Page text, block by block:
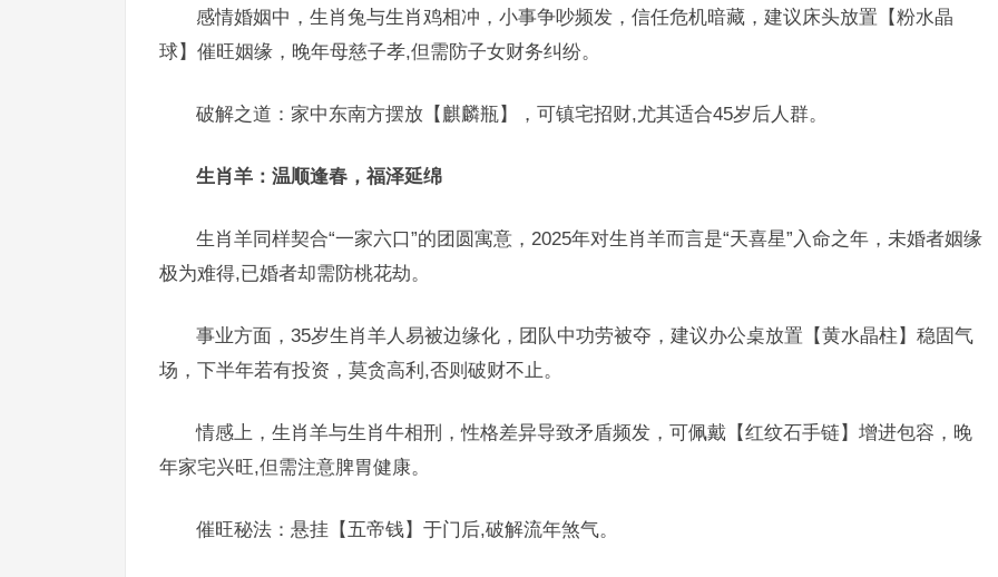
感情婚姻中，生肖兔与生肖鸡相冲，小事争吵频发，信任危机暗藏，建议床头放置【粉水晶
球】催旺姻缘，晚年母慈子孝,但需防子女财务纠纷。
破解之道：家中东南方摆放【麒麟瓶】，可镇宅招财,尤其适合45岁后人群。
生肖羊：温顺逢春，福泽延绵
生肖羊同样契合“一家六口”的团圆寓意，2025年对生肖羊而言是“天喜星”入命之年，未婚者姻缘
极为难得,已婚者却需防桃花劫。
事业方面，35岁生肖羊人易被边缘化，团队中功劳被夺，建议办公桌放置【黄水晶柱】稳固气
场，下半年若有投资，莫贪高利,否则破财不止。
情感上，生肖羊与生肖牛相刑，性格差异导致矛盾频发，可佩戴【红纹石手链】增进包容，晚
年家宅兴旺,但需注意脾胃健康。
催旺秘法：悬挂【五帝钱】于门后,破解流年煞气。